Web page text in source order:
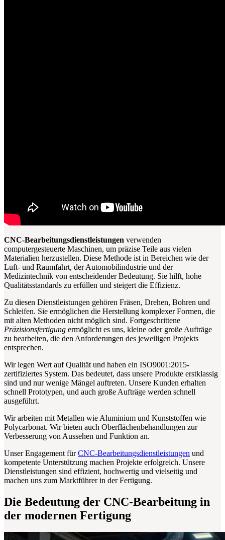
CNC-Bearbeitungsdienstleistungen verwenden
computergesteuerte Maschinen, um präzise Teile aus vielen
Materialien herzustellen. Diese Methode ist in Bereichen wie der
Luft- und Raumfahrt, der Automobilindustrie und der
Medizintechnik von entscheidender Bedeutung. Sie hilft, hohe
Qualitätsstandards zu erfüllen und steigert die Effizienz.
Zu diesen Dienstleistungen gehören Fräsen, Drehen, Bohren und
Schleifen. Sie ermöglichen die Herstellung komplexer Formen, die
mit alten Methoden nicht möglich sind. Fortgeschrittene
Präzisionsfertigung ermöglicht es uns, kleine oder große Aufträge
zu bearbeiten, die den Anforderungen des jeweiligen Projekts
entsprechen.
Wir legen Wert auf Qualität und haben ein ISO9001:2015-
zertifiziertes System. Das bedeutet, dass unsere Produkte erstklassig
sind und nur wenige Mängel auftreten. Unsere Kunden erhalten
schnell Prototypen, und auch große Aufträge werden schnell
ausgeführt.
Wir arbeiten mit Metallen wie Aluminium und Kunststoffen wie
Polycarbonat. Wir bieten auch Oberflächenbehandlungen zur
Verbesserung von Aussehen und Funktion an.
Unser Engagement fürCNC-Bearbeitungsdienstleistungen und
kompetente Unterstützung machen Projekte erfolgreich. Unsere
Dienstleistungen sind effizient, hochwertig und vielseitig und
machen uns zum Marktführer in der Fertigung.
Die Bedeutung der CNC-Bearbeitung in
der modernen Fertigung